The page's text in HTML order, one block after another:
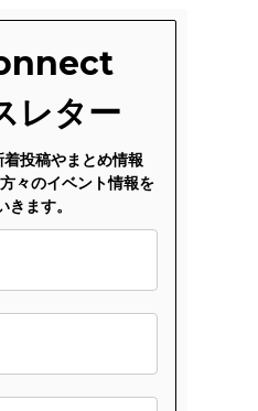
レター
投稿やまとめ情報
々のイベント情報を
きます。